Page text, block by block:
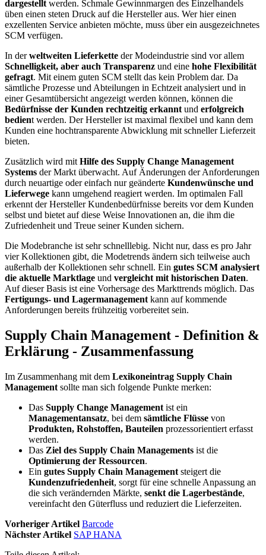
dargestellt werden. Schmale Gewinnmargen des Einzelhandels
üben einen steten Druck auf die Hersteller aus. Wer hier einen
exzellenten Service anbieten möchte, muss über ein ausgezeichnetes
SCM verfügen.
In derweltweiten Lieferkette der Modeindustrie sind vor allem
Schnelligkeit, aber auch Transparenz und eine hohe Flexibilität
gefragt. Mit einem guten SCM stellt das kein Problem dar. Da
sämtliche Prozesse und Abteilungen in Echtzeit analysiert und in
einer Gesamtübersicht angezeigt werden können, können die
Bedürfnisse der Kunden rechtzeitig erkannt und erfolgreich
bedient werden. Der Hersteller ist maximal flexibel und kann dem
Kunden eine hochtransparente Abwicklung mit schneller Lieferzeit
bieten.
Zusätzlich wird mit Hilfe des Supply Change Management
Systems der Markt überwacht. Auf Änderungen der Anforderungen
durch neuartige oder einfach nur geänderte Kundenwünsche und
Lieferwege kann umgehend reagiert werden. Im optimalen Fall
erkennt der Hersteller Kundenbedürfnisse bereits vor dem Kunden
selbst und bietet auf diese Weise Innovationen an, die ihm die
Zufriedenheit und Treue seiner Kunden sichern.
Die Modebranche ist sehr schnelllebig. Nicht nur, dass es pro Jahr
vier Kollektionen gibt, die Modetrends ändern sich teilweise auch
außerhalb der Kollektionen sehr schnell. Ein gutes SCM analysiert
die aktuelle Marktlage und vergleicht mit historischen Daten.
Auf dieser Basis ist eine Vorhersage des Markttrends möglich. Das
Fertigungs- und Lagermanagement kann auf kommende
Anforderungen bereits frühzeitig vorbereitet sein.
Supply Chain Management - Definition &
Erklärung - Zusammenfassung
Im Zusammenhang mit dem Lexikoneintrag Supply Chain
Management sollte man sich folgende Punkte merken:
Das Supply Change Management ist ein
Managementansatz, bei dem sämtliche Flüsse von
Produkten, Rohstoffen, Bauteilen prozessorientiert erfasst
werden.
Das Ziel des Supply Chain Managements ist die
Optimierung der Ressourcen.
Ein gutes Supply Chain Management steigert die
Kundenzufriedenheit, sorgt für eine schnelle Anpassung an
die sich verändernden Märkte, senkt die Lagerbestände,
vereinfacht den Güterfluss und reduziert die Lieferzeiten.
Vorheriger Artikel Barcode
Nächster Artikel SAP HANA